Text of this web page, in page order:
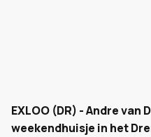
EXLOO (DR) - Andre van
weekendhuisje in het